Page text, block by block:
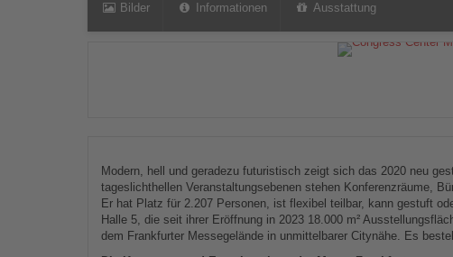
Bilder Informationen Ausstattung
Modern, hell und geradezu futuristisch zeigt sich das 2020 neu
tageslichthellen Veranstaltungsebenen stehen Konferenzräume,
Er hat Platz für 2.207 Personen, ist flexibel teilbar, kann gestuft
Halle 5, die seit ihrer Eröffnung in 2023 18.000 m²
dem Frankfurter Messegelände in unmittelbarer Citynähe. Es